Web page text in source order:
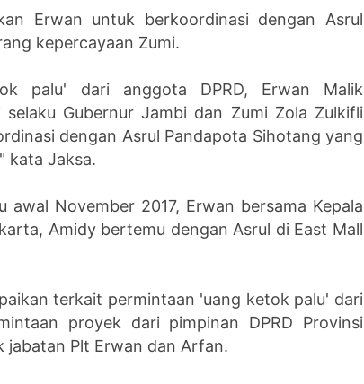
Erwan untuk berkoordinasi dengan Asrul
kepercayaan Zumi.
palu' dari anggota DPRD, Erwan Malik
Gubernur Jambi dan Zumi Zola Zulkifli
dengan Asrul Pandapota Sihotang yang
kata Jaksa.
November 2017, Erwan bersama Kepala
Amidy bertemu dengan Asrul di East Mall
terkait permintaan 'uang ketok palu' dari
proyek dari pimpinan DPRD Provinsi
jabatan Plt Erwan dan Arfan.